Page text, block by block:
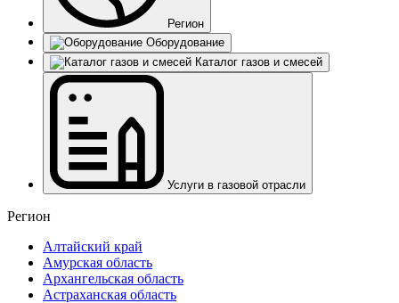
Регион
Оборудование
Каталог газов и смесей
Услуги в газовой отрасли
Регион
Алтайский край
Амурская область
Архангельская область
Астраханская область